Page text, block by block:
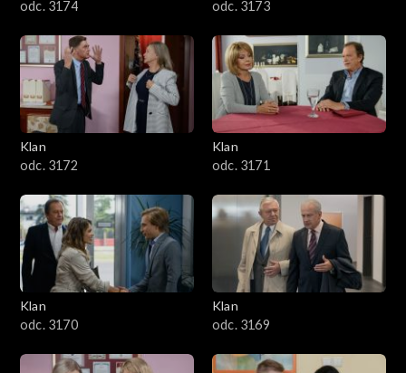
odc. 3174 odc. 3173
Klan
odc. 3172
Klan
odc. 3171
Klan
odc. 3170
Klan
odc. 3169